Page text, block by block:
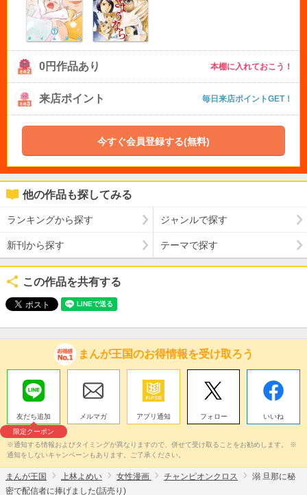
0円作品あり 本棚に入れておこう！
来店ポイント 毎日来店ポイントGET！
今すぐ会員登録する(無料)
他の作品も探してみる
ランキングから探す ジャンルで探す
新刊から探す テーマで探す
この作品を共有する
まんが王国のお得情報を受け取ろう
友だち追加
限定クーポン
メルマガ アプリ通知 フォロー いいね
※通知する情報およびタイミングが異なりますので、併せて受け取ることをお勧めします。 ※
通知をしないキャンペーンもあります。ご了承ください。
まんが王国 上林よめい 女性漫画 チャンピオンクロス
溺 旦那に秘
密で配信者に捧げました(話売り)